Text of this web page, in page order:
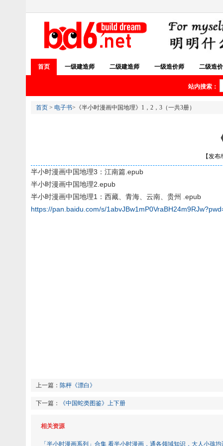
首页 一级建造师 二级建造师 一级造价师 二级造
站内搜索：
首页 > 电子书>《半小时漫画中国地理》1，2，3（一共3册）
【发
半小时漫画中国地理3：江南篇.epub
半小时漫画中国地理2.epub
半小时漫画中国地理1：西藏、青海、云南、贵州 .epub
https://pan.baidu.com/s/
上一篇： 陈枰《漂白》
下一篇： 《中国蛇类图鉴》上下册
相关资源
「半小时漫画系列」合集 看半小时漫画，通各领域知识，大人小孩均